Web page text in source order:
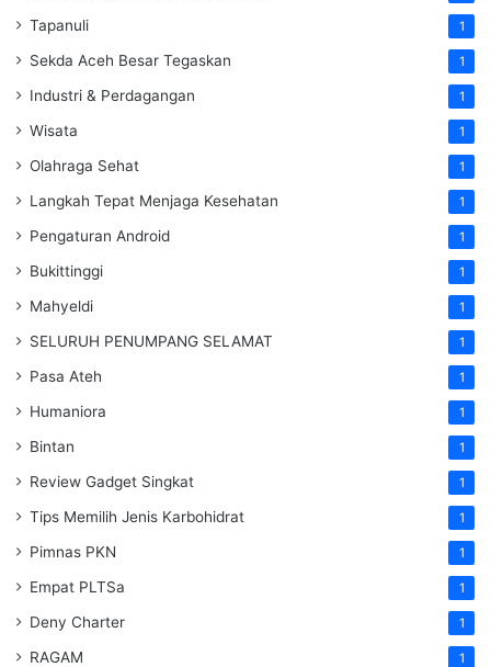
Tapanuli 1
Sekda Aceh Besar Tegaskan 1
Industri & Perdagangan 1
Wisata 1
Olahraga Sehat 1
Langkah Tepat Menjaga Kesehatan 1
Pengaturan Android 1
Bukittinggi 1
Mahyeldi 1
SELURUH PENUMPANG SELAMAT 1
Pasa Ateh 1
Humaniora 1
Bintan 1
Review Gadget Singkat 1
Tips Memilih Jenis Karbohidrat 1
Pimnas PKN 1
Empat PLTSa 1
Deny Charter 1
RAGAM 1